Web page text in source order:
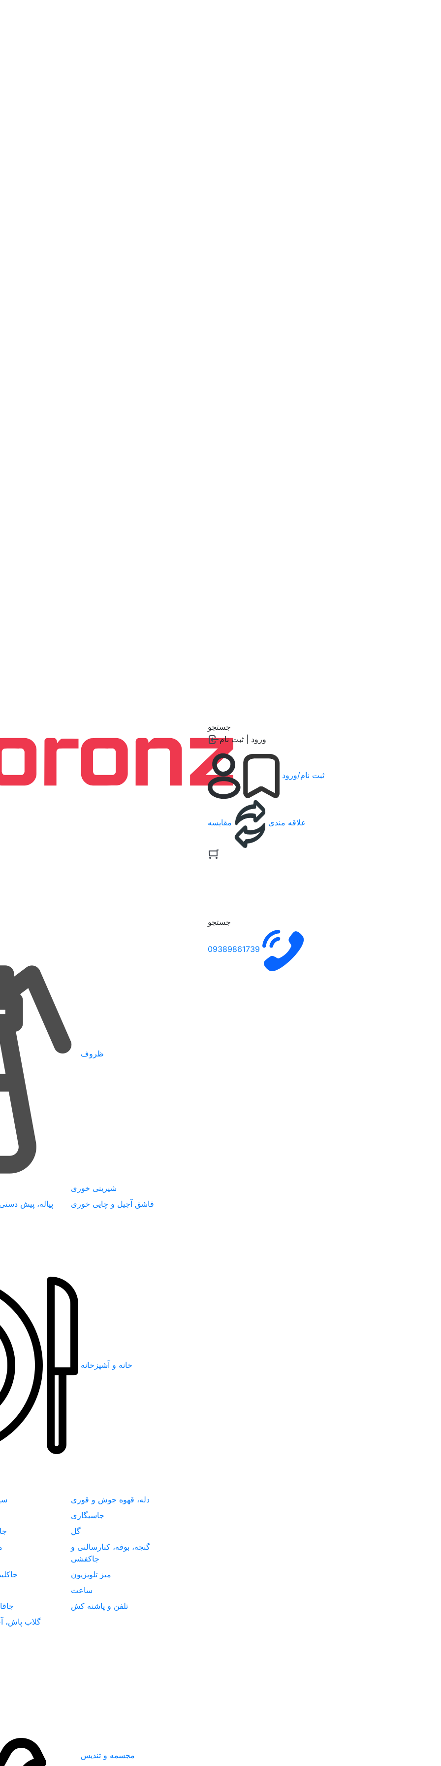
جستجو
ورود | ثبت نام
ثبت نام/ورود
علاقه مندی مقایسه
ظروف
شیرینی خوری
پیاله، پیش قاشق آجیل و چایی خوری
خانه و آشپزخانه
دله، قهوه جوش و قوری
جاسیگاری
گل
گنجه، بوفه، کنارسالنی و
جاکفشی
میز تلویزیون
ساعت
تلفن و پاشنه کش
گلاب پاش،
مجسمه و تندیس
جستجو
09389861739